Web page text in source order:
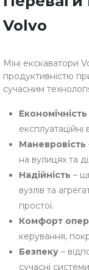
Volvo
Міні екскаватори
продуктивністю
сучасним
Економічність
експлуатаційні
Маневровість
на вулицях та
Надійність –
вузлів та
простої.
Комфорт
керування,
Безпеку –
сучасні